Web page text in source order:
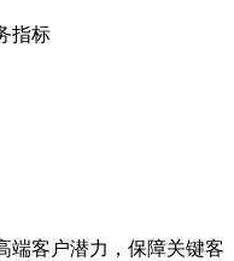
指标
端客户潜力，保障关键客